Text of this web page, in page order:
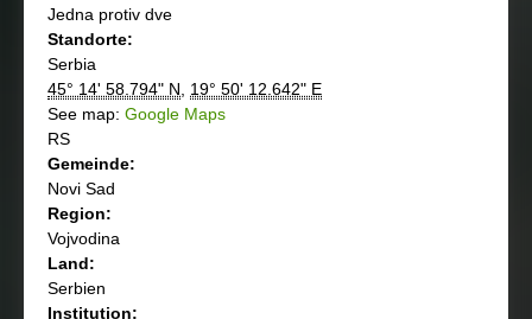
Jedna protiv dve
Standorte:
Serbia
45° 14' 58.794" N
19° 50' 12.642" E
See map: Google Maps
RS
Gemeinde:
Novi Sad
Region:
Vojvodina
Land:
Serbien
Institution: